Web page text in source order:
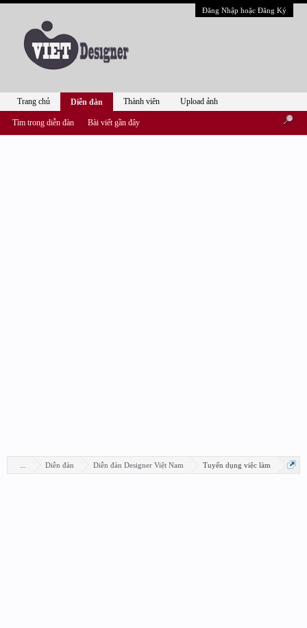
Đăng Nhập hoặc Đăng Ký
Diễn đàn Diễn đàn Designer Việt Nam Tuyển dụng việc làm
Trang chủ Diễn đàn
Tìm trong diễn đàn Bài viết gần đây
Thành viên Upload ảnh